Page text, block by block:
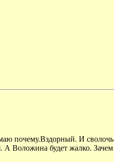
почему.Вздорный. И
Воложина будет жалко.